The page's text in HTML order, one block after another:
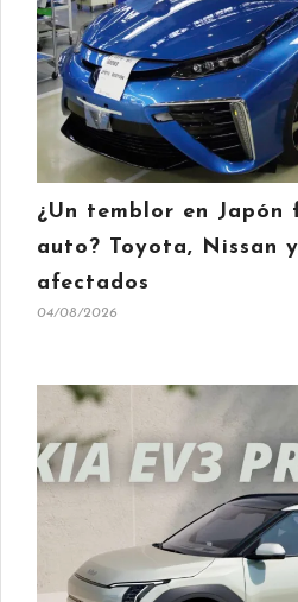
¿Un temblor en Japón
auto? Toyota, Nissan
afectados
04/08/2026